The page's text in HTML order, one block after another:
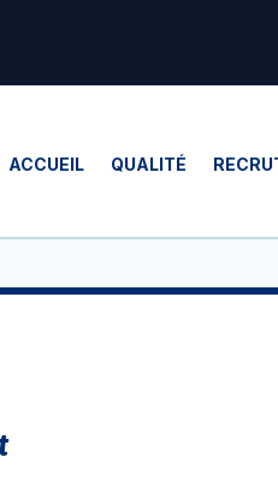
ACCUEIL QUALITÉ